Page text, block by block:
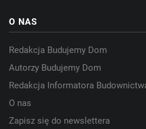
O NAS
Redakcja Budujemy Dom
Autorzy Budujemy Dom
Redakcja Informatora
O nas
Zapisz się do newslettera